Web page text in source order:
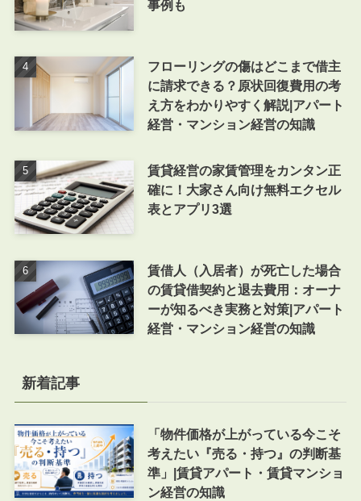
事例も
フローリングの傷はどこまで借主
に請求できる？原状回復費用の考
え方をわかりやすく解説|アパート
経営・マンション経営の知識
賃貸経営の家賃管理をカンタン正
確に！大家さん向け無料エクセル
表とアプリ3選
賃借人（入居者）が死亡した場合
の賃貸借契約と退去費用：オーナ
ーが知るべき実務と対策|アパート
経営・マンション経営の知識
新着記事
「物件価格が上がっている今こそ
考えたい『売る・持つ』の判断基
準」|賃貸アパート・賃貸マンショ
ン経営の知識